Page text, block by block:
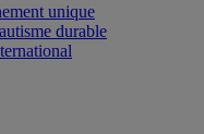
unique
durable